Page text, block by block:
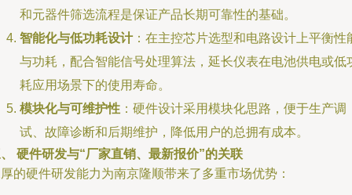
和元器件筛选流程是保证产品长期可靠性的基础。
智能化与低功耗设计：在主控芯片选型和电路设计上平衡性
与功耗，配合智能信号处理算法，延长仪表在电池供电或低
耗应用场景下的使用寿命。
模块化与可维护性 ：硬件设计采用模块化思路，便于生产调
试、故障诊断和后期维护，降低用户的总拥有成本。
硬件研发与“厂家直销、最新报价”的关联
的硬件研发能力为南京隆顺带来了多重市场优势：